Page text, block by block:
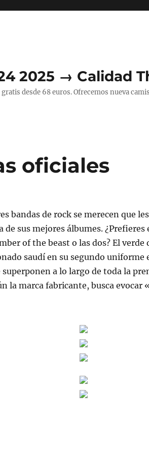
2025 → Calidad
desde 68 euros. Ofrecemos nueva
oficiales
bandas de rock se merecen que
de sus mejores álbumes. ¿Prefieres
of the beast o las dos? El
saudí en su segundo uniforme
superponen a lo largo de toda la
la marca fabricante, busca evocar